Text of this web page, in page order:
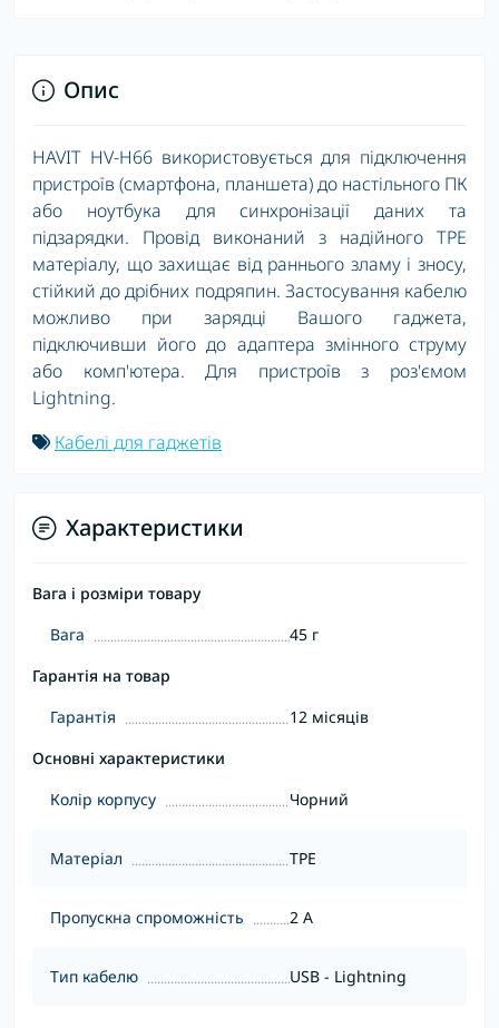
Опис
HAVIT HV-H66 використовується для підключення
пристроїв (смартфона, планшета) до настільного ПК
або ноутбука для синхронізації даних та
підзарядки. Провід виконаний з надійного ТРЕ
матеріалу, що захищає від раннього зламу і зносу,
стійкий до дрібних подряпин. Застосування кабелю
можливо при зарядці Вашого гаджета,
підключивши його до адаптера змінного струму
або комп'ютера. Для пристроїв з роз'ємом
Lightning.
Кабелі для гаджетів
Характеристики
Вага і розміри товару
Вага
45 г
Гарантія на товар
Гарантія
12 місяців
Основні характеристики
Колір корпусу
Чорний
Матеріал TPE
Пропускна спроможність 2 А
Тип кабелю USB - Lightning